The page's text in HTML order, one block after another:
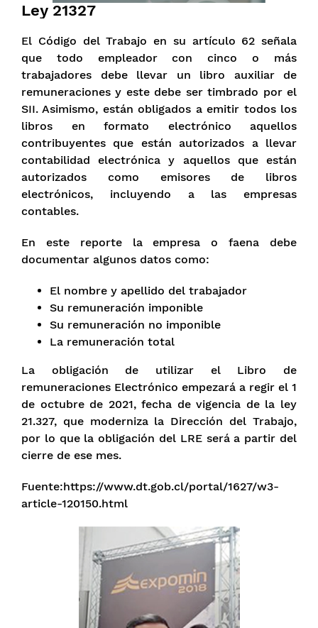
Ley 21327
El Código del Trabajo en su artículo 62 señala
que todo empleador con cinco o más
trabajadores debe llevar un libro auxiliar de
remuneraciones y este debe ser timbrado por el
SII. Asimismo, están obligados a emitir todos los
libros en formato electrónico aquellos
contribuyentes que están autorizados a llevar
contabilidad electrónica y aquellos que están
autorizados como emisores de libros
electrónicos, incluyendo a las empresas
contables.
En este reporte la empresa o faena debe
documentar algunos datos como:
El nombre y apellido del trabajador
Su remuneración imponible
Su remuneración no imponible
La remuneración total
La obligación de utilizar el Libro de
remuneraciones Electrónico empezará a regir el 1
de octubre de 2021, fecha de vigencia de la ley
21.327, que moderniza la Dirección del Trabajo,
por lo que la obligación del LRE será a partir del
cierre de ese mes.
Fuente:https://www.dt.gob.cl/portal/1627/w3-
article-120150.html